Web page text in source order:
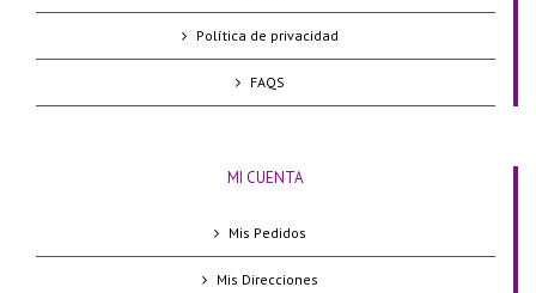
Política de privacidad
FAQS
MI CUENTA
Mis Pedidos
Mis Direcciones